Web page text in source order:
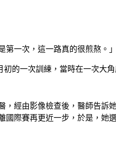
一次，這一路真的很煎熬。」
初的一次訓練，當時在一次大
，經由影像檢查後，醫師告
際賽再更近一步，於是，她